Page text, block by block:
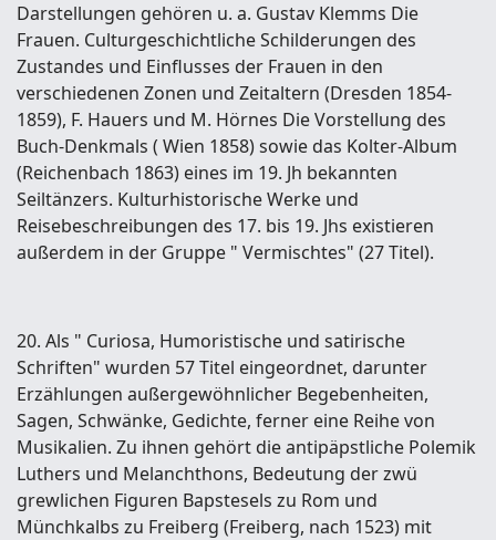
Darstellungen gehören u. a. Gustav Klemms Die
Frauen. Culturgeschichtliche Schilderungen des
Zustandes und Einflusses der Frauen in den
verschiedenen Zonen und Zeitaltern (Dresden 1854-
1859), F. Hauers und M. Hörnes Die Vorstellung des
Buch-Denkmals ( Wien 1858) sowie das Kolter-Album
(Reichenbach 1863) eines im 19. Jh bekannten
Seiltänzers. Kulturhistorische Werke und
Reisebeschreibungen des 17. bis 19. Jhs existieren
außerdem in der Gruppe " Vermischtes" (27 Titel).
20. Als " Curiosa, Humoristische und satirische
Schriften" wurden 57 Titel eingeordnet, darunter
Erzählungen außergewöhnlicher Begebenheiten,
Sagen, Schwänke, Gedichte, ferner eine Reihe von
Musikalien. Zu ihnen gehört die antipäpstliche Polemik
Luthers und Melanchthons, Bedeutung der zwü
grewlichen Figuren Bapstesels zu Rom und
Münchkalbs zu Freiberg (Freiberg, nach 1523) mit